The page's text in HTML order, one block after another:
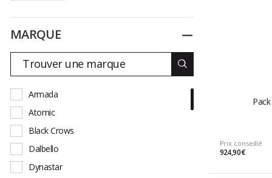
MARQUE Replier
Armada
Atomic
Black Crows
Dalbello
Dynastar
Prix conseillé
924,90 €